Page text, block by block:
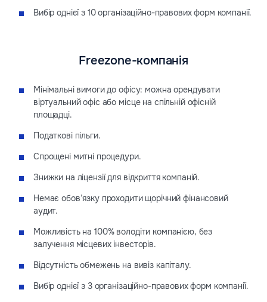
Вибір однієї з 10 організаційно-правових форм компанії.
Freezone-компанія
Мінімальні вимоги до офісу: можна орендувати
віртуальний офіс або місце на спільній офісній
площадці.
Податкові пільги.
Спрощені митні процедури.
Знижки на ліцензії для відкриття компаній.
Немає обов’язку проходити щорічний фінансовий
аудит.
Можливість на 100% володіти компанією, без
залучення місцевих інвесторів.
Відсутність обмежень на вивіз капіталу.
Вибір однієї з 3 організаційно-правових форм компанії.